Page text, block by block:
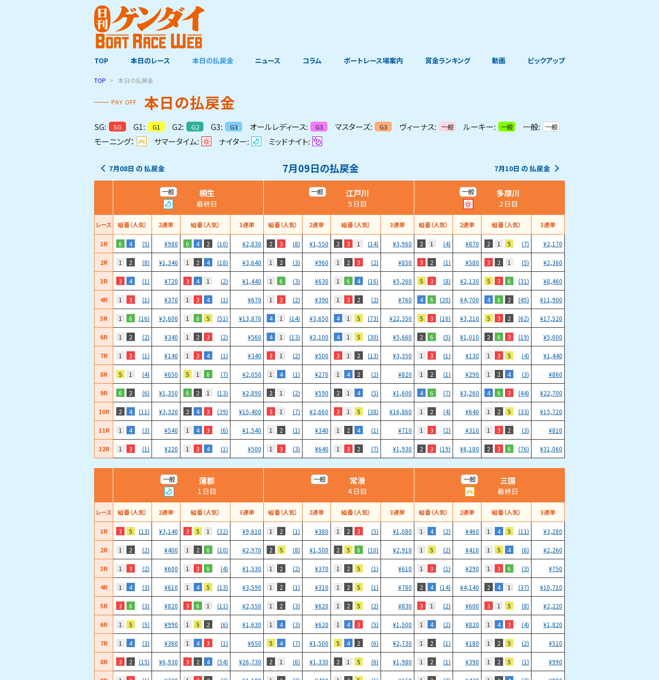
TOP 本日のレース 本日の払戻金 ニュース コラム ボートレース場案内 賞金ランキング 動画 ピックアップ
TOP 本日の払戻金
PAY OFF 本日の払戻金
SG: SG G1: G1 G2: G2 G3: G3 オールレディース: G3 マスターズ: G3 ヴィーナス: 一般 ルーキー: 一般 一般: 一般
モーニング： サマータイム: ナイター: ミッドナイト:
7月08日 の 払戻金 7月09日の払戻金 7月10日 の 払戻金
一般 桐生
最終日
一般 江戸川
５日目
一般 多摩川
２日目
レース 組番（人気） 2連単 組番（人気） 3連単 組番（人気） 2連単 組番（人気） 3連単 組番（人気） 2連単 組番（人気） 3連単
1R 6 4 (5) ¥980 6 4 2 (10) ¥2,830 2 3 (8) ¥1,550 2 3 1 (14) ¥3,960 2 1 (4) ¥870 2 1 5 (7) ¥2,170
2R 1 2 (8) ¥1,340 1 2 4 (18) ¥3,640 1 2 (3) ¥960 1 2 3 (2) ¥850 3 2 (1) ¥580 3 2 1 (5) ¥2,360
3R 3 4 (1) ¥720 3 4 1 (2) ¥1,440 1 6 (3) ¥630 1 6 4 (16) ¥5,260 5 3 (8) ¥2,130 5 3 6 (31) ¥8,460
4R 1 3 (1) ¥370 1 3 4 (1) ¥670 1 3 (2) ¥390 1 3 2 (2) ¥760 4 6 (20) ¥4,700 4 6 2 (45) ¥11,900
5R 1 6 (16) ¥3,600 1 6 5 (51) ¥13,870 4 1 (14) ¥3,650 4 1 5 (73) ¥22,350 5 3 (16) ¥3,210 5 3 2 (62) ¥17,520
6R 1 2 (2) ¥340 1 2 3 (2) ¥560 4 1 (13) ¥2,100 4 1 5 (30) ¥5,660 2 6 (5) ¥1,010 2 6 3 (19) ¥5,000
7R 1 3 (1) ¥140 1 3 4 (1) ¥340 3 1 (2) ¥500 3 1 2 (13) ¥3,350 1 3 (1) ¥130 1 3 5 (4) ¥1,440
8R 5 1 (4) ¥650 5 1 6 (7) ¥2,050 1 4 (1) ¥270 1 4 2 (2) ¥820 1 2 (1) ¥290 1 2 4 (3) ¥860
9R 6 2 (6) ¥1,350 6 2 1 (13) ¥2,890 2 1 (2) ¥590 2 1 4 (5) ¥1,600 4 6 (7) ¥3,260 4 6 3 (44) ¥22,700
10R 2 4 (11) ¥3,320 2 4 3 (39) ¥15,400 3 1 (7) ¥2,660 3 1 5 (38) ¥16,860 1 2 (4) ¥640 1 2 5 (33) ¥15,720
11R 1 4 (3) ¥540 1 4 3 (6) ¥1,540 1 2 (1) ¥340 1 2 4 (1) ¥710 1 3 (2) ¥310 1 3 2 (3) ¥810
12R 1 3 (1) ¥220 1 3 4 (1) ¥500 1 3 (3) ¥640 1 3 2 (7) ¥1,930 2 3 (19) ¥6,180 2 3 6 (76) ¥31,060
一般 蒲郡
１日目
一般 常滑
４日目
一般 三国
最終日
レース 組番（人気） 2連単 組番（人気） 3連単 組番（人気） 2連単 組番（人気） 3連単 組番（人気） 2連単 組番（人気） 3連単
1R 3 5 (13) ¥3,140 3 5 1 (32) ¥9,610 1 2 (1) ¥380 1 2 3 (5) ¥1,080 1 4 (2) ¥460 1 4 5 (11) ¥3,280
2R 1 2 (2) ¥400 1 2 6 (10) ¥2,970 2 5 (8) ¥1,500 2 5 6 (10) ¥2,910 1 5 (2) ¥410 1 5 4 (6) ¥2,260
3R 1 3 (2) ¥600 1 3 6 (4) ¥1,530 1 2 (2) ¥370 1 2 5 (1) ¥610 1 3 (1) ¥290 1 3 6 (3) ¥750
4R 1 4 (3) ¥610 1 4 5 (13) ¥3,590 1 2 (1) ¥310 1 2 5 (1) ¥780 2 4 (14) ¥4,140 2 4 1 (37) ¥10,710
5R 3 6 (3) ¥820 3 6 1 (11) ¥2,550 1 2 (3) ¥620 1 2 5 (2) ¥830 3 1 (2) ¥600 3 1 5 (8) ¥2,220
6R 1 5 (5) ¥990 1 5 2 (6) ¥1,630 1 4 (3) ¥620 1 4 3 (5) ¥1,500 1 4 (2) ¥820 1 4 3 (4) ¥1,820
7R 1 4 (3) ¥360 1 4 3 (1) ¥650 5 4 (7) ¥1,500 5 4 2 (6) ¥2,730 1 2 (1) ¥180 1 2 5 (2) ¥510
8R 3 2 (15) ¥6,930 3 2 4 (54) ¥26,730 2 1 (6) ¥1,330 2 1 5 (6) ¥1,980 1 2 (1) ¥390 1 2 5 (1) ¥990